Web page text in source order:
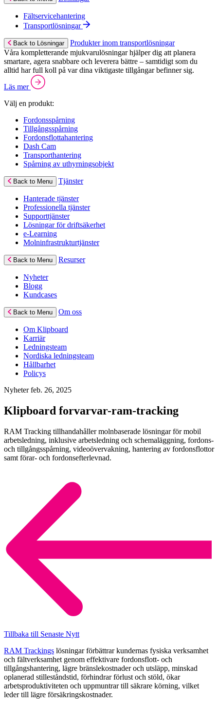
Fältservicehantering
Transportlösningar
Back to Lösningar
Produkter inom transportlösningar
Våra kompletterande mjukvarulösningar hjälper dig att planera
smartare, agera snabbare och leverera bättre – samtidigt som du
alltid har full koll på var dina viktigaste tillgångar befinner sig.
Läs mer
Välj en produkt:
Fordonsspårning
Tillgångsspårning
Fordonsflottahantering
Dash Cam
Transporthantering
Spårning av uthyrningsobjekt
Back to Menu Tjänster
Hanterade tjänster
Professionella tjänster
Supporttjänster
Lösningar för driftsäkerhet
e-Learning
Molninfrastrukturtjänster
Back to Menu Resurser
Nyheter
Blogg
Kundcases
Back to Menu Om oss
Om Klipboard
Karriär
Ledningsteam
Nordiska ledningsteam
Hållbarhet
Policys
Nyheterfeb. 26, 2025
Klipboard forvarvar-ram-tracking
RAM Tracking tillhandahåller molnbaserade lösningar för mobil
arbetsledning, inklusive arbetsledning och schemaläggning, fordons-
och tillgångsspårning, videoövervakning, hantering av fordonsflottor
samt förar- och fordonsefterlevnad.
Tillbaka till Senaste Nytt
RAM Trackings lösningar förbättrar kundernas fysiska verksamhet
och fältverksamhet genom effektivare fordonsflott- och
tillgångshantering, lägre bränslekostnader och utsläpp, minskad
oplanerad stilleståndstid, förhindrar förlust och stöld, ökar
arbetsproduktiviteten och uppmuntrar till säkrare körning, vilket
leder till lägre försäkringskostnader.